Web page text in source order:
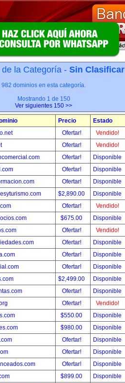
la Categoría - Sin Clasificar
982 dominios en esta categoría.
Mostrando 1 de 150
Ver siguientes 150 >>
Precio
Estado
Ofertar!
Vendido!
Ofertar!
Vendido!
Ofertar!
Disponible
Ofertar!
Disponible
Ofertar!
Disponible
$2,890.00
Disponible
Ofertar!
Vendido!
$675.00
Disponible
Ofertar!
Vendido!
Ofertar!
Disponible
Ofertar!
Disponible
Ofertar!
Disponible
$2,499.00
Disponible
Ofertar!
Disponible
Ofertar!
Vendido!
$550.00
Disponible
$980.00
Disponible
Ofertar!
Disponible
Ofertar!
Disponible
Ofertar!
Disponible
$899.00
Disponible